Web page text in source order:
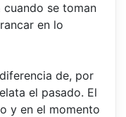
se toman
en lo
de, por
el pasado. El
y en el momento